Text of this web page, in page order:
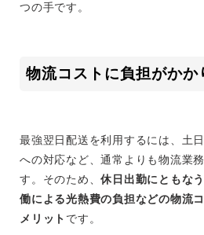
つの手です。
物流コストに負担がかか
最強翌日配送を利用するには、土
への対応など、通常よりも物流業
す。そのため、休日出勤にともな
働による光熱費の負担などの物流
メリット です。